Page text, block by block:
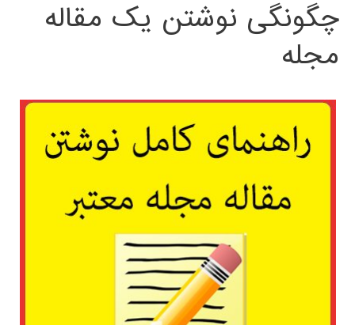
چگونگی نوشتن یک مقاله
مجله